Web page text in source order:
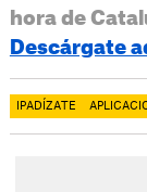
hora de
Descárgate
IPADÍZATE